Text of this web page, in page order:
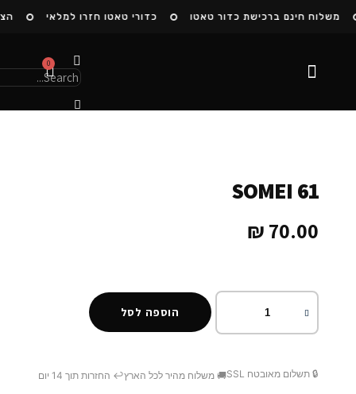
משלוח חינם ברכישת כדור טאטו כדורי טאטו חזרו למלאי
0
SOMEI 61
70.00
₪
הוספה לסל
🔒 תשלום מאובטח SSL 🚚 משלוח מהיר לכל הארץ↩️ החזרות תוך 14 יום